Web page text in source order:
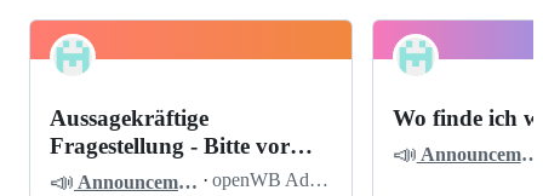
openWB
Discussions
Pinned
Aussagekräftige
Fragestellung - Bitte vor
dem Posten lesen
📣 Announcements · openWB Admin
Wo finde ich
📣 Announcements